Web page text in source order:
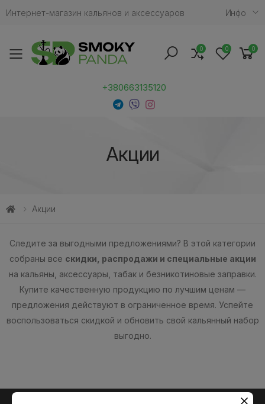
Интернет-магазин кальянов и аксессуаров Инфо
Toggle mobile menu
+380663135120
0 0 0
Акции
Акции
Следите за выгодными предложениями? В этой категории
собраны все скидки, распродажи и специальные акции
на кальяны, аксессуары, табак и безникотиновые заправки.
Купите качественную продукцию по лучшим ценам —
предложения действуют в ограниченное время. Успейте
воспользоваться скидкой и обновить свой кальянный набор
выгодно.